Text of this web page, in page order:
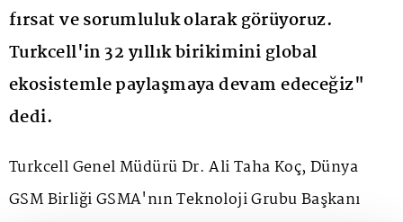
fırsat ve sorumluluk olarak görüyoruz.
Turkcell'in 32 yıllık birikimini global
ekosistemle paylaşmaya devam edeceğiz"
dedi.
Turkcell Genel Müdürü Dr. Ali Taha Koç, Dünya
GSM Birliği GSMA'nın Teknoloji Grubu Başkanı